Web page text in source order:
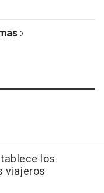
los
viajeros